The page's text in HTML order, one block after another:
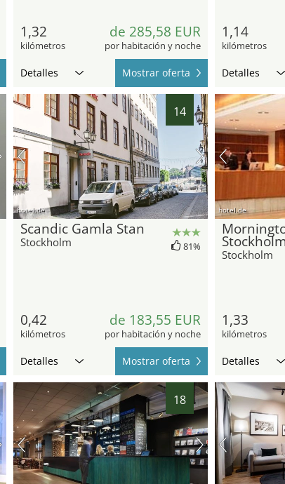
1,32
kilómetros
de 285,58 EUR
por habitación y noche
Detalles Mostrar oferta
1,14
kilómetros
Detalles
14
hotel.de
Scandic Gamla Stan
Stockholm 81%
0,42
kilómetros
de 183,55 EUR
por habitación y noche
Detalles Mostrar oferta
hotel.de
Stockholm
1,33
kilómetros
Detalles
18